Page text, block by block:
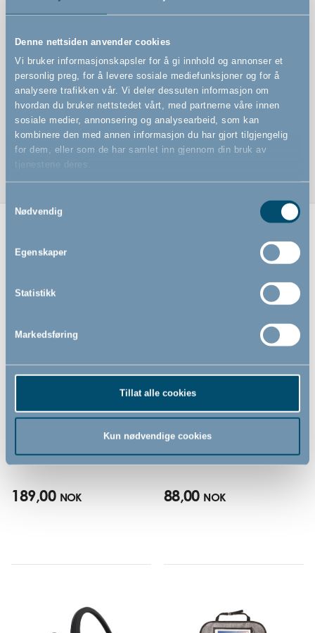
Denne nettsiden anvender cookies
Vi bruker informasjonskapsler for å gi innhold og annonser et
personlig preg, for å levere sosiale mediefunksjoner og for å
analysere trafikken vår. Vi deler dessuten informasjon om
hvordan du bruker nettstedet vårt, med partnerne våre innen
sosiale medier, annonsering og analysearbeid, som kan
kombinere den med annen informasjon du har gjort tilgjengelig
for dem, eller som de har samlet inn gjennom din bruk av
tjenestene deres.
Nødvendig
Egenskaper
Statistikk
Markedsføring
Tillat alle cookies
Kun nødvendige cookies
Lett å sette på og ta av med elastisk kant
Vær- og vindavvisende
Glidelåsåpning gjør det lett å få barnet ut av og ned i
bilstolen
Baby nakkepute by
189,00 NOK
Solskjerm by BabyDan
88,00 NOK